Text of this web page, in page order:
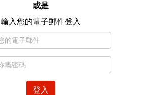
或是
輸入您的電子郵件登入
子
郵
碼
登入